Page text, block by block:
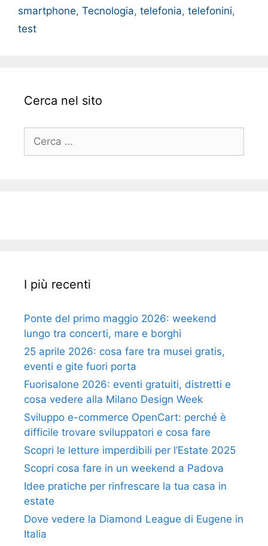
smartphone, Tecnologia, telefonia, telefonini,
test
Cerca nel sito
Ricerca
I più recenti
Ponte del primo maggio 2026: weekend
lungo tra concerti, mare e borghi
25 aprile 2026: cosa fare tra musei gratis,
eventi e gite fuori porta
Fuorisalone 2026: eventi gratuiti, distretti e
cosa vedere alla Milano Design Week
Sviluppo e-commerce OpenCart: perché è
difficile trovare sviluppatori e cosa fare
Scopri le letture imperdibili per l’Estate 2025
Scopri cosa fare in un weekend a Padova
Idee pratiche per rinfrescare la tua casa in
estate
Dove vedere la Diamond League di Eugene in
Italia